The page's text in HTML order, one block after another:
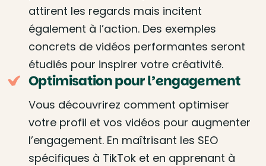
attirent les regards mais incitent
également à l’action. Des exemples
concrets de vidéos performantes seront
étudiés pour inspirer votre créativité.
Optimisation pour l’engagement
Vous découvrirez comment optimiser
votre profil et vos vidéos pour augmenter
l’engagement. En maîtrisant les SEO
spécifiques à TikTok et en apprenant à